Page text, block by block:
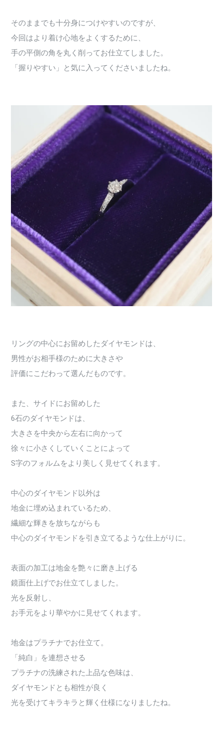
そのままでも十分身につけやすいのですが、
今回はより着け心地をよくするために、
手の平側の角を丸く削ってお仕立てしました。
「握りやすい」と気に入ってくださいましたね。
リングの中心にお留めしたダイヤモンドは、
男性がお相手様のために大きさや
評価にこだわって選んだものです。
また、サイドにお留めした
6石のダイヤモンドは、
大きさを中央から左右に向かって
徐々に小さくしていくことによって
S字のフォルムをより美しく見せてくれます。
中心のダイヤモンド以外は
地金に埋め込まれているため、
繊細な輝きを放ちながらも
中心のダイヤモンドを引き立てるような仕上がりに。
表面の加工は地金を艶々に磨き上げる
鏡面仕上げでお仕立てしました。
光を反射し、
お手元をより華やかに見せてくれます。
地金はプラチナでお仕立て。
「純白」を連想させる
プラチナの洗練された上品な色味は、
ダイヤモンドとも相性が良く
光を受けてキラキラと輝く仕様になりましたね。